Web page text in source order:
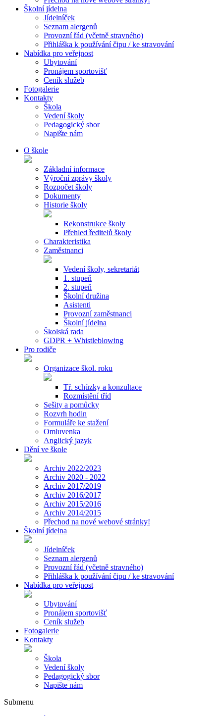
Školní jídelna
Jídelníček
Seznam alergenů
Provozní řád (včetně stravného)
Přihláška k používání čipu / ke stravování
Nabídka pro veřejnost
Ubytování
Pronájem sportovišť
Ceník služeb
Fotogalerie
Kontakty
Škola
Vedení školy
Pedagogický sbor
Napište nám
O škole
Základní informace
Výroční zprávy školy
Rozpočet školy
Dokumenty
Historie školy
Rekonstrukce školy
Přehled ředitelů školy
Charakteristika
Zaměstnanci
Vedení školy, sekretariát
1. stupeň
2. stupeň
Školní družina
Asistenti
Provozní zaměstnanci
Školní jídelna
Školská rada
GDPR + Whistleblowing
Pro rodiče
Organizace škol. roku
Tř. schůzky a konzultace
Rozmístění tříd
Sešity a pomůcky
Rozvrh hodin
Formuláře ke stažení
Omluvenka
Anglický jazyk
Dění ve škole
Archiv 2022/2023
Archiv 2020 - 2022
Archiv 2017/2019
Archiv 2016/2017
Archiv 2015/2016
Archiv 2014/2015
Přechod na nové webové stránky!
Školní jídelna
Jídelníček
Seznam alergenů
Provozní řád (včetně stravného)
Přihláška k používání čipu / ke stravování
Nabídka pro veřejnost
Ubytování
Pronájem sportovišť
Ceník služeb
Fotogalerie
Kontakty
Škola
Vedení školy
Pedagogický sbor
Napište nám
Submenu